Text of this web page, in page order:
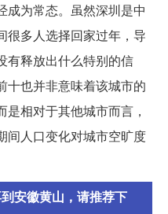
成为常态。虽然深圳是中
很多人选择回家过年，导
有释放出什么特别的信
十也并非意味着该城市的
相对于其他城市而言，
间人口变化对城市空旷度
安徽黄山，请推荐下